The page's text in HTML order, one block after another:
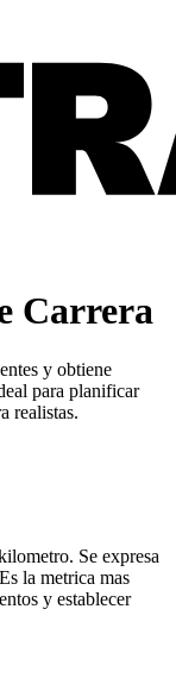
Carrera
y obtiene
para planificar
realistas.
Se expresa
la metrica mas
y establecer